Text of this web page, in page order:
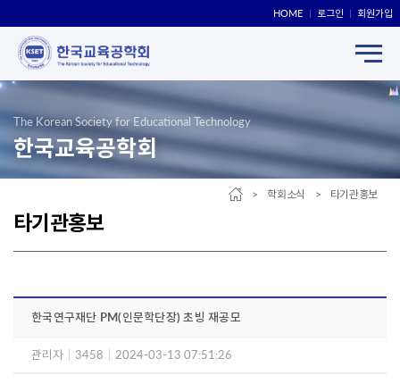
HOME 로그인 회원가입
The Korean Society for Educational Technology
한국교육공학회
타기관홍보
> 학회소식 > 타기관홍보
한국연구재단 PM(인문학단장) 초빙 재공모
관리자 3458 2024-03-13 07:51:26